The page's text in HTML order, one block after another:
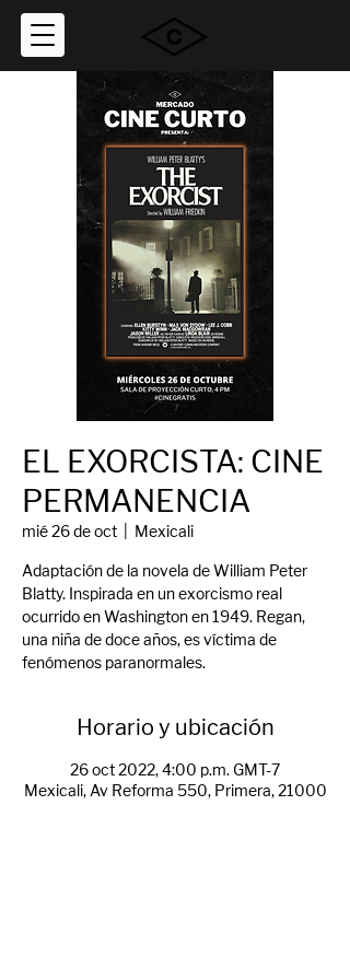
EL EXORCISTA: CINE
PERMANENCIA
mié 26 de oct Mexicali
Adaptación de la novela de William Peter
Blatty. Inspirada en un exorcismo real
ocurrido en Washington en 1949. Regan,
una niña de doce años, es víctima de
fenómenos paranormales.
Horario y ubicación
26 oct 2022, 4:00 p.m. GMT-7
Mexicali, Av Reforma 550, Primera, 21000